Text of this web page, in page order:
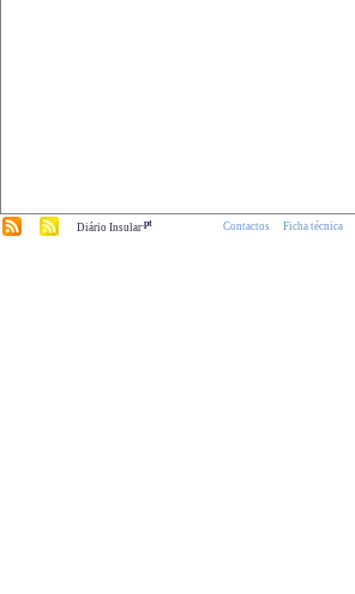
Diário Insular.pt Contactos Ficha técnica